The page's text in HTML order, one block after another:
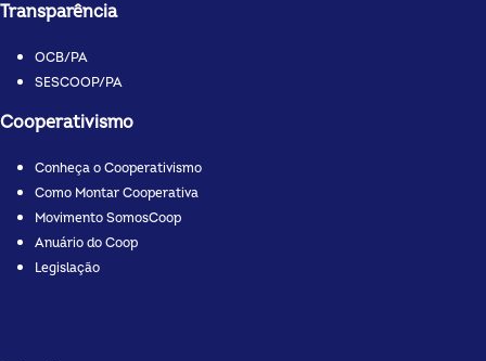
Transparência
OCB/PA
SESCOOP/PA
Cooperativismo
Conheça o Cooperativismo
Como Montar Cooperativa
Movimento SomosCoop
Anuário do Coop
Legislação